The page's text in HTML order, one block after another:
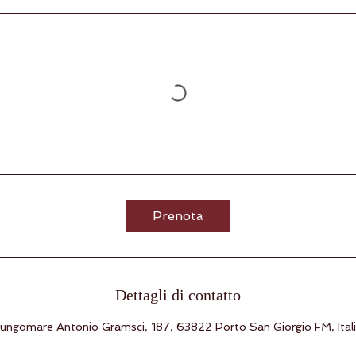
Prenota
Dettagli di contatto
Antonio Gramsci, 187, 63822 Porto San Giorgio FM,